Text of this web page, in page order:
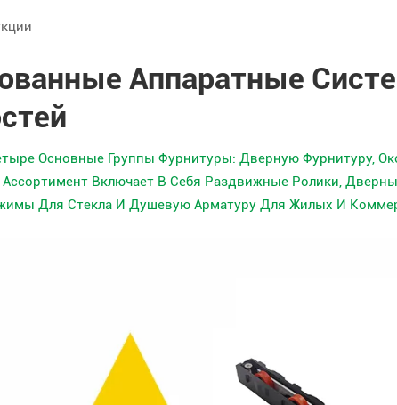
Аппаратные
Основные Группы Фурнитуры: Дверную Фурнитуру,
Включает В Себя Раздвижные Ролики,
Для Стекла И Душевую Арматуру Для Жилых И